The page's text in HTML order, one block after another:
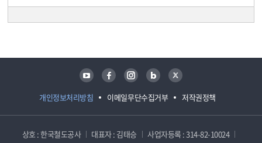
개인정보처리방침 이메일무단수집거부 저작권정책
유튜브 페이스북 인스타그램 블로그 트위터
상호 : 한국철도공사 대표자 : 김태승
사업자등록 : 314-82-10024